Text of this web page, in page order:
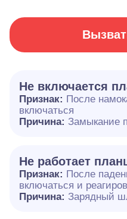
Не включается
Признак: После
включаться
Причина: Замыкание
Не работает
Признак: После
включаться и
Причина: Зарядный